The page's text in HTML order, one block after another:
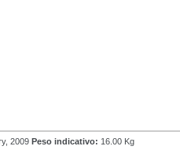
2009 Peso indicativo: 16.00 Kg